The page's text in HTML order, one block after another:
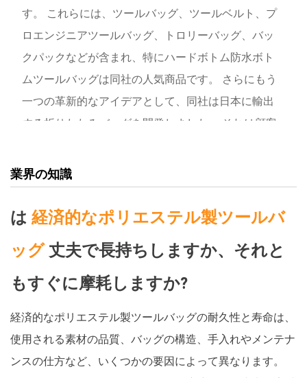
す。 これらには、ツールバッグ、ツールベルト、プ
ロエンジニアツールバッグ、トロリーバッグ、バッ
クパックなどが含まれ、特にハードボトム防水ボト
ムツールバッグは同社の人気商品です。 さらにもう
一つの革新的なアイデアとして、同社は日本に輸出
する折りたたみバッグを開発しました。 それは顧客
たり、TR Tools は 100 を超える ODM ブランドのツー
ルバッグ膝パッドをヨーロッパ、アメリカ、日本お
よびその他の国の顧客に提供してきました。
業界の知識
は 経済的なポリエステル製ツールバ
ッグ 丈夫で長持ちしますか、それと
もすぐに摩耗しますか?
経済的なポリエステル製ツールバッグの耐久性と寿命は、
使用される素材の品質、バッグの構造、手入れやメンテナ
ンスの仕方など、いくつかの要因によって異なります。